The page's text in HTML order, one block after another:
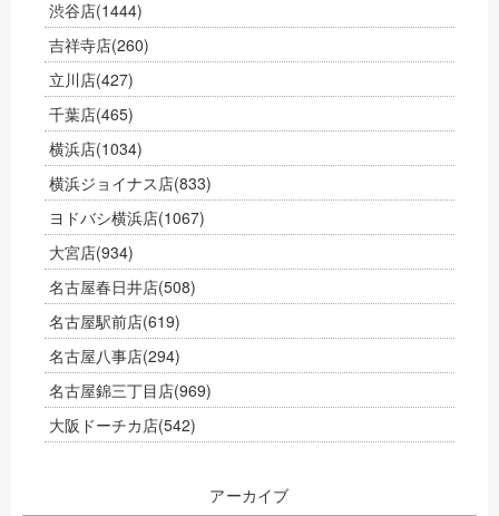
渋谷店(1444)
吉祥寺店(260)
立川店(427)
千葉店(465)
横浜店(1034)
横浜ジョイナス店(833)
ヨドバシ横浜店(1067)
大宮店(934)
名古屋春日井店(508)
名古屋駅前店(619)
名古屋八事店(294)
名古屋錦三丁目店(969)
大阪ドーチカ店(542)
アーカイブ